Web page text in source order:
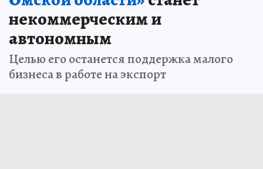
некоммерческим и
автономным
Целью его останется поддержка малого
бизнеса в работе на экспорт